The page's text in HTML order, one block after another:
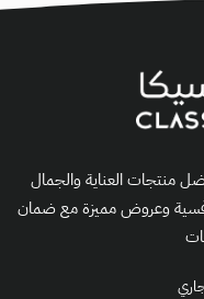
منتجات العناية والجمال
وعروض مميزة مع ضمان